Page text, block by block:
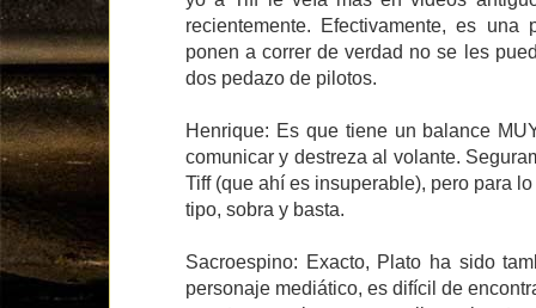
recientemente. Efectivamente, es
ponen a correr de verdad no se les
dos pedazo de pilotos.
Henrique: Es que tiene un balance
comunicar y destreza al volante.
Tiff (que ahí es insuperable), pero para
tipo, sobra y basta.
Sacroespino: Exacto, Plato ha sido
personaje mediático, es difícil de